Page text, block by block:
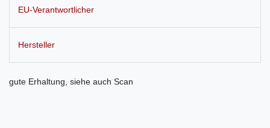
EU-Verantwortlicher
Hersteller
gute Erhaltung, siehe auch Scan